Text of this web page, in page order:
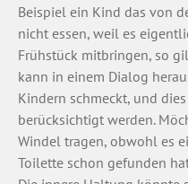
Beispiel ein Kind das von
nicht essen, weil es
Frühstück mitbringen, so
kann in einem Dialog
Kindern schmeckt, und
berücksichtigt werden.
Windel tragen, obwohl es
Toilette schon gefunden